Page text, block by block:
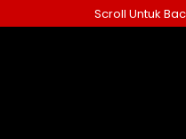
to
Scroll Untuk